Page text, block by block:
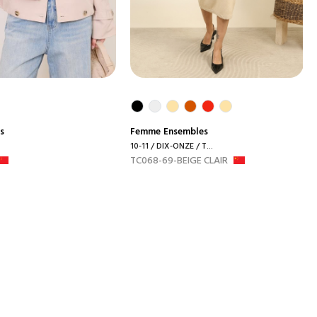
Femme Ensembles
10-11 / DIX-ONZE / T...
TC068-69-BEIGE CLAIR